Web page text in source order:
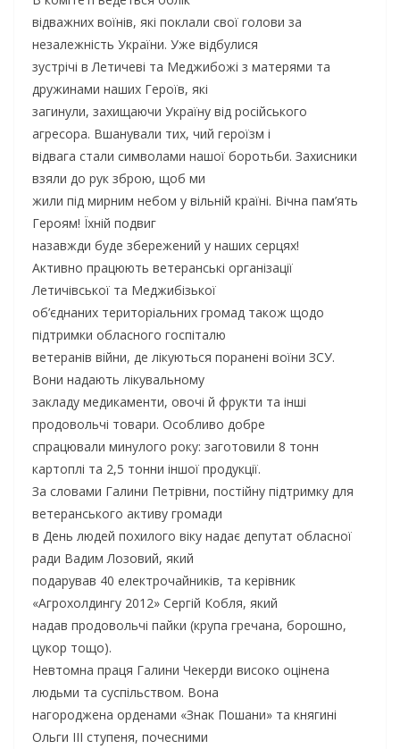
відважних воїнів, які поклали свої голови за
незалежність України. Уже відбулися
зустрічі в Летичеві та Меджибожі з матерями та
дружинами наших Героїв, які
загинули, захищаючи Україну від російського
агресора. Вшанували тих, чий героїзм і
відвага стали символами нашої боротьби. Захисники
взяли до рук зброю, щоб ми
жили під мирним небом у вільній країні. Вічна пам’ять
Героям! Їхній подвиг
назавжди буде збережений у наших серцях!
Активно працюють ветеранські організації
Летичівської та Меджибізької
об’єднаних територіальних громад також щодо
підтримки обласного госпіталю
ветеранів війни, де лікуються поранені воїни ЗСУ.
Вони надають лікувальному
закладу медикаменти, овочі й фрукти та інші
продовольчі товари. Особливо добре
спрацювали минулого року: заготовили 8 тонн
картоплі та 2,5 тонни іншої продукції.
За словами Галини Петрівни, постійну підтримку для
ветеранського активу громади
в День людей похилого віку надає депутат обласної
ради Вадим Лозовий, який
подарував 40 електрочайників, та керівник
«Агрохолдингу 2012» Сергій Кобля, який
надав продовольчі пайки (крупа гречана, борошно,
цукор тощо).
Невтомна праця Галини Чекерди високо оцінена
людьми та суспільством. Вона
нагороджена орденами «Знак Пошани» та княгині
Ольги III ступеня, почесними